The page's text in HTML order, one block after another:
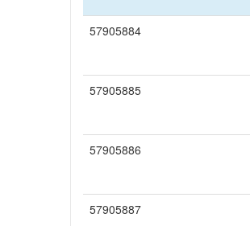
57905884
57905885
57905886
57905887